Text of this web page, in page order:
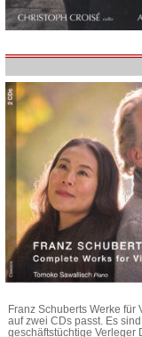
Franz Schuberts Werke
auf zwei CDs passt. Es
geschäftstüchtige Verleger